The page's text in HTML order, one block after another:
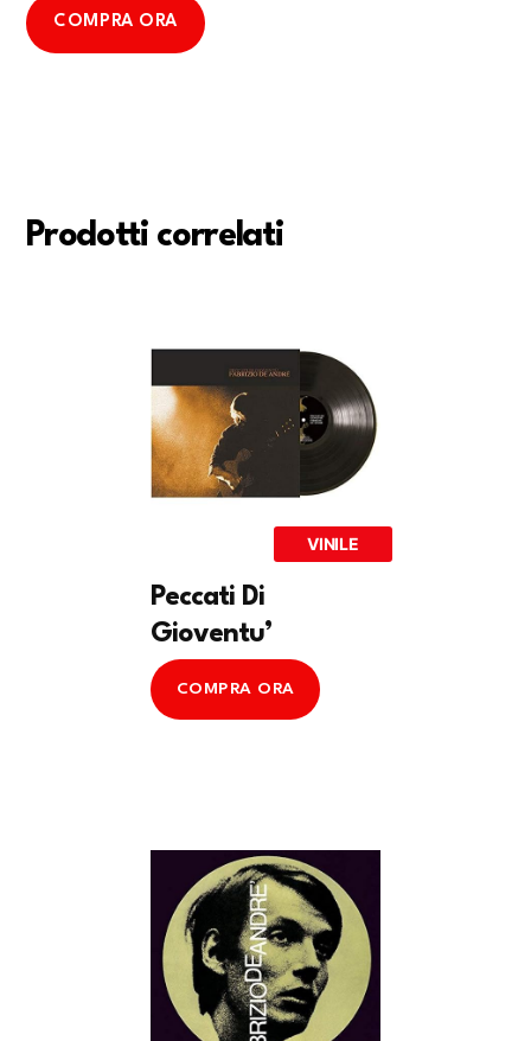
COMPRA ORA
Prodotti correlati
VINILE
Peccati Di
Gioventu’
COMPRA ORA